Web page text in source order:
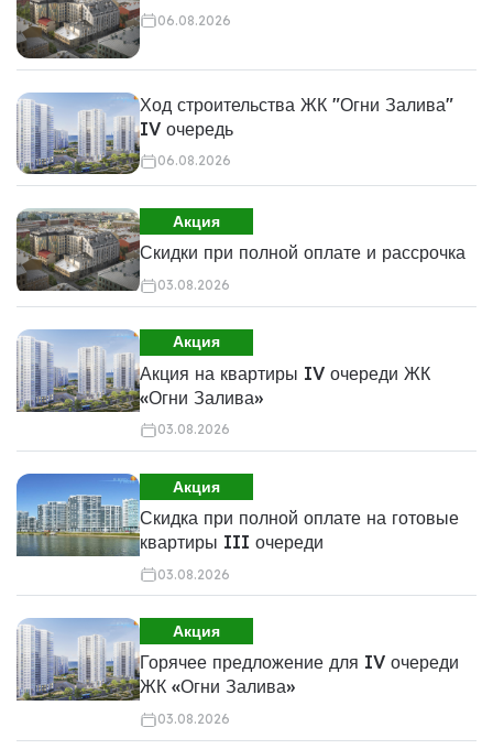
06.08.2026
Ход строительства ЖК "Огни Залива"
IV очередь
06.08.2026
Акция
Скидки при полной оплате и рассрочка
03.08.2026
Акция
Акция на квартиры IV очереди ЖК
«Огни Залива»
03.08.2026
Акция
Скидка при полной оплате на готовые
квартиры III очереди
03.08.2026
Акция
Горячее предложение для IV очереди
ЖК «Огни Залива»
03.08.2026